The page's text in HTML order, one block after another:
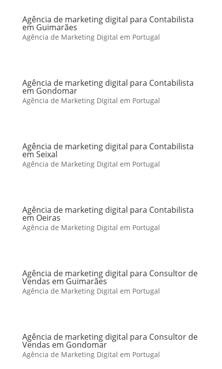
Agência de marketing digital para Contabilista
em Guimarães
Agência de Marketing Digital em Portugal
Agência de marketing digital para Contabilista
em Gondomar
Agência de Marketing Digital em Portugal
Agência de marketing digital para Contabilista
em Seixal
Agência de Marketing Digital em Portugal
Agência de marketing digital para Contabilista
em Oeiras
Agência de Marketing Digital em Portugal
Agência de marketing digital para Consultor de
Vendas em Guimarães
Agência de Marketing Digital em Portugal
Agência de marketing digital para Consultor de
Vendas em Gondomar
Agência de Marketing Digital em Portugal